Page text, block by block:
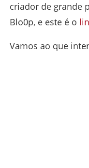
criador de grande
Blo0p, e este é o
Vamos ao que